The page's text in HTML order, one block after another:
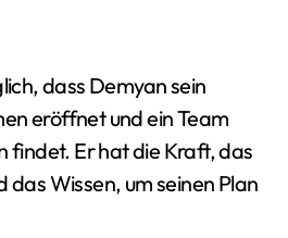
dass Demyan sein
eröffnet und ein Team
findet. Er hat die Kraft, das
das Wissen, um seinen Plan